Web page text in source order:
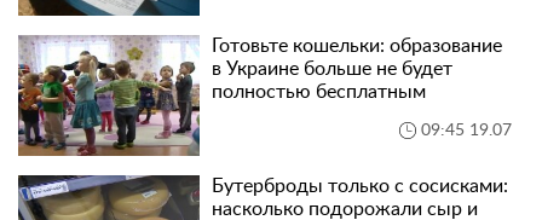
Готовьте кошельки: образование
в Украине больше не будет
полностью бесплатным
09:45 19.07
Бутерброды только с сосисками:
насколько подорожали сыр и